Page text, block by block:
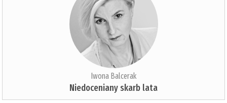
Iwona Balcerak
Niedoceniany skarb lata